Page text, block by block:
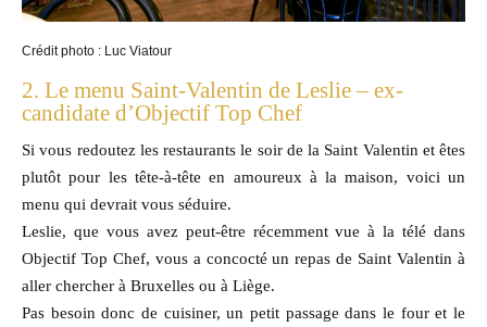
Crédit photo : Luc Viatour
2. Le menu Saint-Valentin de Leslie – ex-
candidate d’Objectif Top Chef
Si vous redoutez les restaurants le soir de la Saint Valentin et êtes
plutôt pour les tête-à-tête en amoureux à la maison, voici un
menu qui devrait vous séduire.
Leslie, que vous avez peut-être récemment vue à la télé dans
Objectif Top Chef, vous a concocté un repas de Saint Valentin à
aller chercher à Bruxelles ou à Liège.
Pas besoin donc de cuisiner, un petit passage dans le four et le